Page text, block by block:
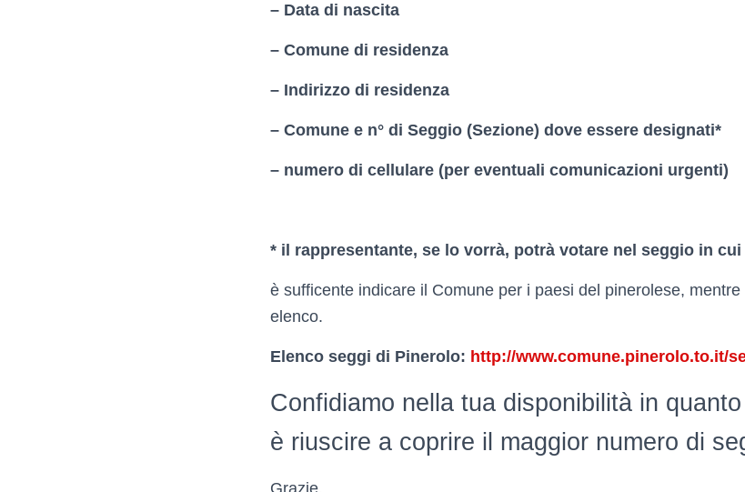
– Data di nascita
– Comune di residenza
– Indirizzo di residenza
– Comune e n° di Seggio (Sezione) dove essere designati*
– numero di cellulare (per eventuali comunicazioni urgenti)
* il rappresentante, se lo vorrà, potrà votare nel seggio in
è sufficente indicare il Comune per i paesi del pinerolese, mentre
elenco.
Elenco seggi di Pinerolo: http://www.comune.pinerolo.to.it/
Confidiamo nella tua disponibilità in
è riuscire a coprire il maggior numero di